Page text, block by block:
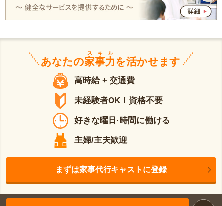
あなたの家事力
スキル
を活かせます
高時給 + 交通費
未経験者OK！資格不要
好きな曜日·時間に働ける
主婦/主夫歓迎
まずは家事代行キャストに登録